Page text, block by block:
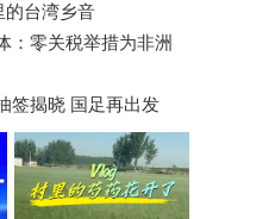
的台湾乡音
：零关税举措为非洲
签揭晓 国足再出发